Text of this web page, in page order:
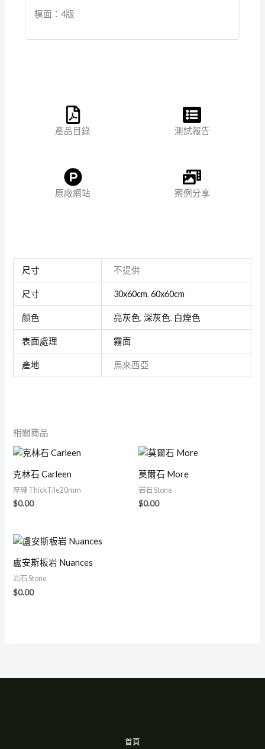
模面：4版
產品目錄 測試報告
原廠網站 案例分享
尺寸 不提供
尺寸 30x60cm, 60x60cm
顏色 亮灰色, 深灰色, 白煙色
表面處理 霧面
產地 馬來西亞
相關商品
克林石 Carleen
厚磚 ThickTile20mm
$0.00
莫爾石 More
岩石 Stone
$0.00
盧安斯板岩 Nuances
岩石 Stone
$0.00
首頁